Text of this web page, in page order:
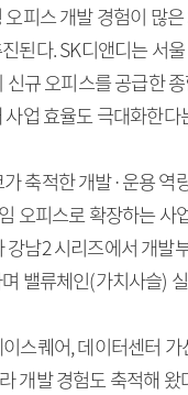
피스 개발 경험이 많
된다. SK디앤디는 서
신규 오피스를 공급한
업 효율도 극대화한다
축적한 개발·운용 역
오피스로 확장하는 사
남2 시리즈에서 개발
밸류체인(가치사슬)
스퀘어, 데이터센터
개발 경험도 축적해 왔